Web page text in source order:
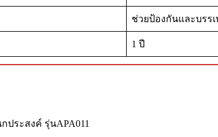
ช่วยป้องกันและบรร
1 ปี